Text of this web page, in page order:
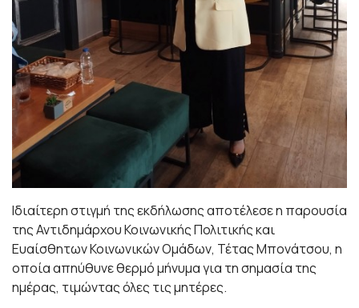
Ιδιαίτερη στιγμή της εκδήλωσης αποτέλεσε η παρουσία
της Αντιδημάρχου Κοινωνικής Πολιτικής και
Ευαίσθητων Κοινωνικών Ομάδων, Τέτας Μπονάτσου, η
οποία απηύθυνε θερμό μήνυμα για τη σημασία της
ημέρας, τιμώντας όλες τις μητέρες.